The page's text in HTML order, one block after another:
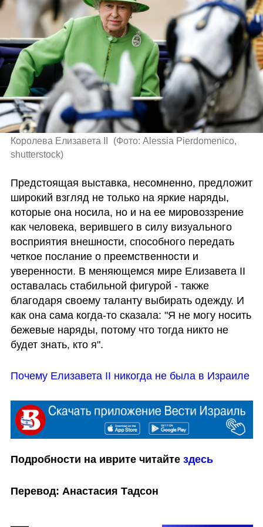
Королева Елизавета II (Фото: Alessia Pierdomenico,
shutterstock)
Предстоящая выставка, несомненно, предложит
широкий взгляд не только на яркие наряды,
которые она носила, но и на ее мировоззрение
как человека, верившего в силу визуального
восприятия внешности, способного передать
четкое послание о преемственности и
уверенности. В меняющемся мире Елизавета II
оставалась стабильной фигурой - также
благодаря своему таланту выбирать одежду. И
как она сама когда-то сказала: "Я не могу носить
бежевые наряды, потому что тогда никто не
будет знать, кто я".
Почему Елизавета II никогда не была в Израиле
Подробности на иврите читайте здесь
Перевод: Анастасия Тадсон